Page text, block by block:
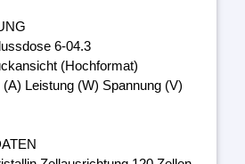
6-04.3
(Hochformat)
Leistung (W) Spannung (V)